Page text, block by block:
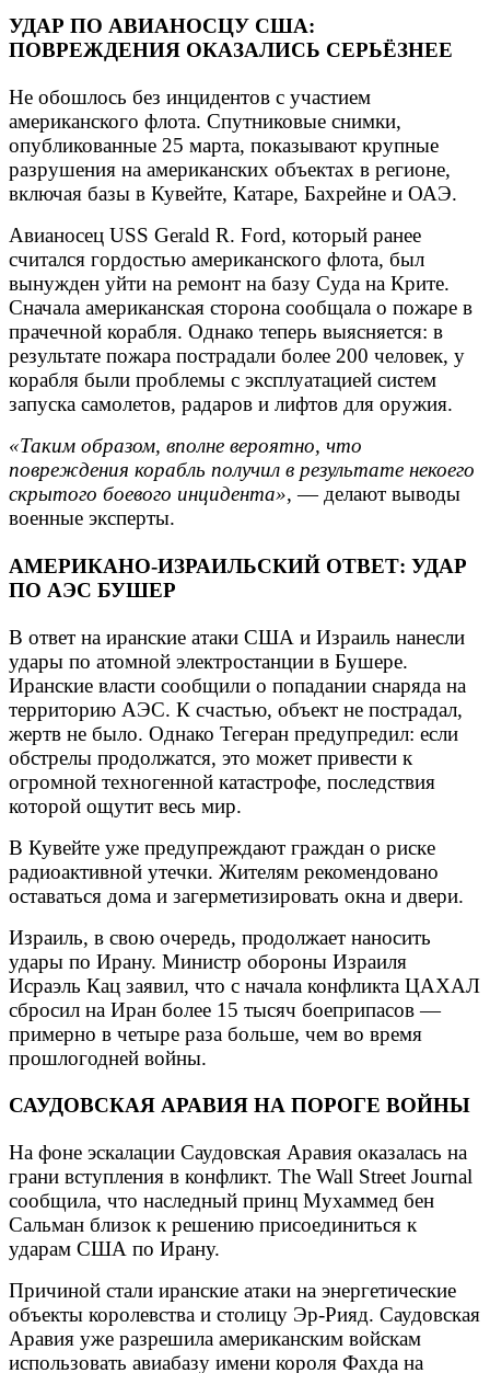
УДАР ПО АВИАНОСЦУ США:
ПОВРЕЖДЕНИЯ ОКАЗАЛИСЬ СЕРЬЁЗНЕЕ
Не обошлось без инцидентов с участием
американского флота. Спутниковые снимки,
опубликованные 25 марта, показывают крупные
разрушения на американских объектах в регионе,
включая базы в Кувейте, Катаре, Бахрейне и ОАЭ.
Авианосец USS Gerald R. Ford, который ранее
считался гордостью американского флота, был
вынужден уйти на ремонт на базу Суда на Крите.
Сначала американская сторона сообщала о пожаре в
прачечной корабля. Однако теперь выясняется: в
результате пожара пострадали более 200 человек, у
корабля были проблемы с эксплуатацией систем
запуска самолетов, радаров и лифтов для оружия.
«Таким образом, вполне вероятно, что
повреждения корабль получил в результате некоего
скрытого боевого инцидента», — делают выводы
военные эксперты.
АМЕРИКАНО-ИЗРАИЛЬСКИЙ ОТВЕТ: УДАР
ПО АЭС БУШЕР
В ответ на иранские атаки США и Израиль нанесли
удары по атомной электростанции в Бушере.
Иранские власти сообщили о попадании снаряда на
территорию АЭС. К счастью, объект не пострадал,
жертв не было. Однако Тегеран предупредил: если
обстрелы продолжатся, это может привести к
огромной техногенной катастрофе, последствия
которой ощутит весь мир.
В Кувейте уже предупреждают граждан о риске
радиоактивной утечки. Жителям рекомендовано
оставаться дома и загерметизировать окна и двери.
Израиль, в свою очередь, продолжает наносить
удары по Ирану. Министр обороны Израиля
Исраэль Кац заявил, что с начала конфликта ЦАХАЛ
сбросил на Иран более 15 тысяч боеприпасов —
примерно в четыре раза больше, чем во время
прошлогодней войны.
САУДОВСКАЯ АРАВИЯ НА ПОРОГЕ ВОЙНЫ
На фоне эскалации Саудовская Аравия оказалась на
грани вступления в конфликт. The Wall Street Journal
сообщила, что наследный принц Мухаммед бен
Сальман близок к решению присоединиться к
ударам США по Ирану.
Причиной стали иранские атаки на энергетические
объекты королевства и столицу Эр-Рияд. Саудовская
Аравия уже разрешила американским войскам
использовать авиабазу имени короля Фахда на